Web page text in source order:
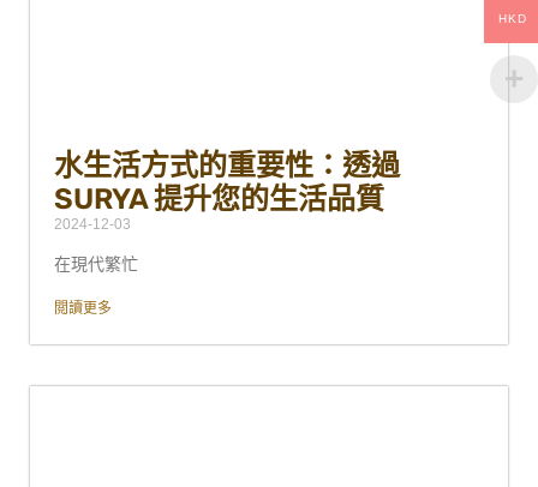
水生活方式的重要性：透過
SURYA 提升您的生活品質
2024-12-03
在現代繁忙
閲讀更多
HKD